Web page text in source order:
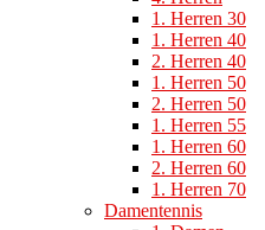
1. Herren 30
1. Herren 40
2. Herren 40
1. Herren 50
2. Herren 50
1. Herren 55
1. Herren 60
2. Herren 60
1. Herren 70
Damentennis